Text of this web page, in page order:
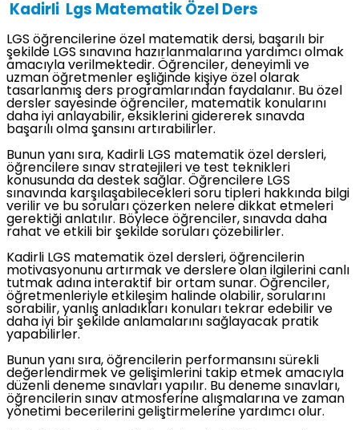
Kadirli Lgs Matematik Özel Ders
LGS öğrencilerine özel matematik dersi, başarılı bir
şekilde LGS sınavına hazırlanmalarına yardımcı olmak
amacıyla verilmektedir. Öğrenciler, deneyimli ve
uzman öğretmenler eşliğinde kişiye özel olarak
tasarlanmış ders programlarından faydalanır. Bu özel
dersler sayesinde öğrenciler, matematik konularını
daha iyi anlayabilir, eksiklerini gidererek sınavda
başarılı olma şansını artırabilirler.
Bunun yanı sıra, Kadirli LGS matematik özel dersleri,
öğrencilere sınav stratejileri ve test teknikleri
konusunda da destek sağlar. Öğrencilere LGS
sınavında karşılaşabilecekleri soru tipleri hakkında bilgi
verilir ve bu soruları çözerken nelere dikkat etmeleri
gerektiği anlatılır. Böylece öğrenciler, sınavda daha
rahat ve etkili bir şekilde soruları çözebilirler.
Kadirli LGS matematik özel dersleri, öğrencilerin
motivasyonunu artırmak ve derslere olan ilgilerini canlı
tutmak adına interaktif bir ortam sunar. Öğrenciler,
öğretmenleriyle etkileşim halinde olabilir, sorularını
sorabilir, yanlış anladıkları konuları tekrar edebilir ve
daha iyi bir şekilde anlamalarını sağlayacak pratik
yapabilirler.
Bunun yanı sıra, öğrencilerin performansını sürekli
değerlendirmek ve gelişimlerini takip etmek amacıyla
düzenli deneme sınavları yapılır. Bu deneme sınavları,
öğrencilerin sınav atmosferine alışmalarına ve zaman
yönetimi becerilerini geliştirmelerine yardımcı olur.